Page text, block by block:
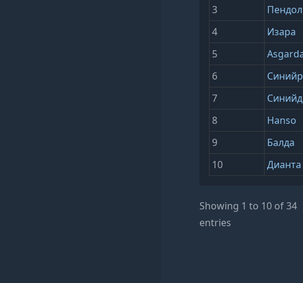
3
4
Изара
5
6
7
8
Hanso
9
Балда
10
Дианта
Showing 1 to 10 of 34
entries